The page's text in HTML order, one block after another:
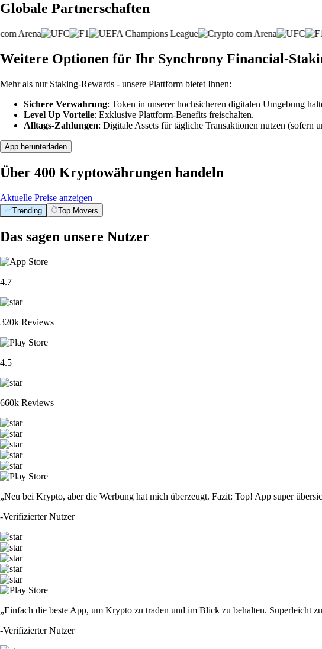
Globale Partnerschaften
Weitere Optionen für Ihr Synchrony Financial-
Mehr als nur Staking-Rewards - unsere Plattform bietet Ihnen:
Sichere Verwahrung: Token in unserer hochsicheren digitalen Umgebung
Level Up Vorteile: Exklusive Plattform-Benefits freischalten.
Alltags-Zahlungen: Digitale Assets für tägliche Transaktionen nutzen (sofern
App herunterladen
Über 400 Kryptowährungen handeln
Aktuelle Preise anzeigen
Trending Top Movers
Das sagen unsere Nutzer
4.7
320k Reviews
4.5
660k Reviews
„Neu bei Krypto, aber die Werbung hat mich überzeugt. Fazit: Top! App super
-Verifizierter Nutzer
„Einfach die beste App, um Krypto zu traden und im Blick zu behalten. Superleicht
-Verifizierter Nutzer